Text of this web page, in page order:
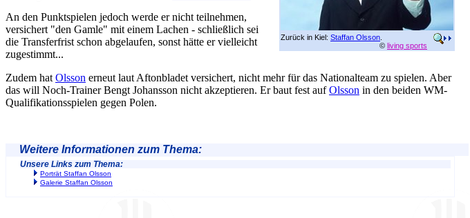
Zurück in Kiel: Staffan Olsson
© living sports
An den Punktspielen jedoch werde er nicht teilnehmen,
versichert "den Gamle" mit einem Lachen - schließlich sei
die Transferfrist schon abgelaufen, sonst hätte er vielleicht
zugestimmt...
Zudem hat Olsson erneut laut Aftonbladet versichert, nicht mehr für das Nationalteam zu spielen. Aber
das will Noch-Trainer Bengt Johansson nicht akzeptieren. Er baut fest aufOlsson in den beiden WM-
Qualifikationsspielen gegen Polen.
Weitere Informationen zum Thema:
Unsere Links zum Thema:
Porträt Staffan Olsson
Galerie Staffan Olsson